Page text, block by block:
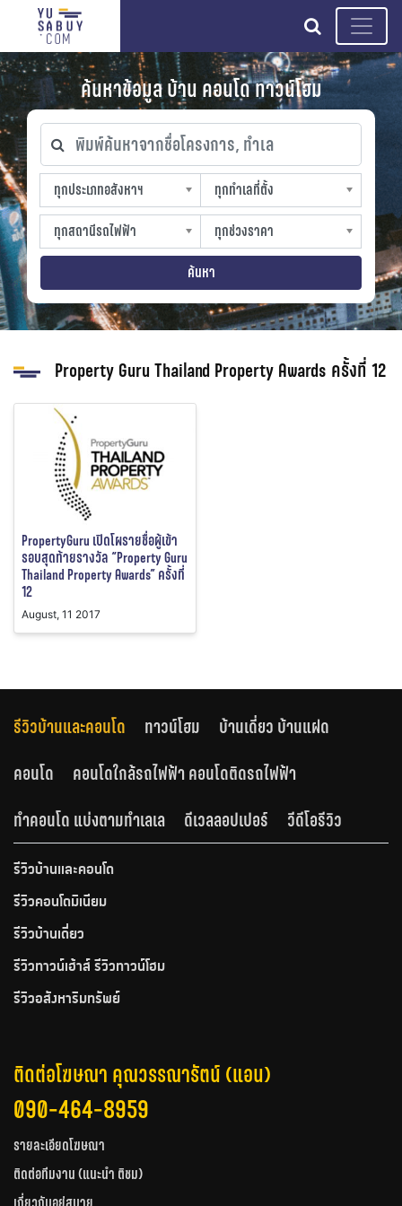
search
ค้นหาข้อมูล บ้าน คอนโด ทาวน์โฮม
พิมพ์ค้นหาจากชื่อโครงการ, ทำเล
ทุกประเภทอสังหาฯ
ทุกประเภทอสังหาฯ
sproperty
ทุกทำเลที่ตั้ง
ทุกทำเลที่ตั้ง
slocation
ทุกสถานีรถไฟฟ้า
ทุกสถานีรถไฟฟ้า
strain-station
ทุกช่วงราคา
ทุกช่วงราคา
sprice
ค้นหา
Property Guru Thailand Property Awards ครั้งที่ 12
PropertyGuru เปิดโผรายชื่อผู้เข้า
รอบสุดท้ายรางวัล “Property Guru
Thailand Property Awards” ครั้งที่
12
August, 11 2017
รีวิวบ้านและคอนโด ทาวน์โฮม
บ้านเดี่ยว บ้านแฝด
คอนโด
คอนโดใกล้รถไฟฟ้า คอนโดติดรถไฟฟ้า
ทำคอนโด แบ่งตามทำเลเล
ดีเวลลอปเปอร์ วีดีโอรีวิว
รีวิวบ้านและคอนโด
รีวิวคอนโดมิเนียม
รีวิวบ้านเดี่ยว
รีวิวทาวน์เฮ้าส์ รีวิวทาวน์โฮม
รีวิวอสังหาริมทรัพย์
ติดต่อโฆษณา คุณวรรณารัตน์ (แอน)
090-464-8959
รายละเอียดโฆษณา
ติดต่อทีมงาน (แนะนำ ติชม)